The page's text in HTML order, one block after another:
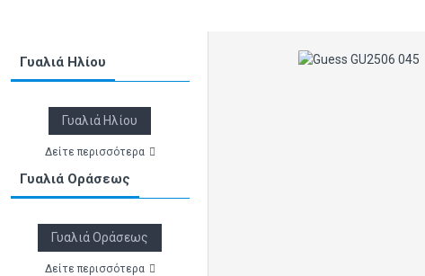
Γυαλιά Ηλίου
Γυαλιά Ηλίου
Δείτε περισσότερα
Γυαλιά Οράσεως
Γυαλιά Οράσεως
Δείτε περισσότερα